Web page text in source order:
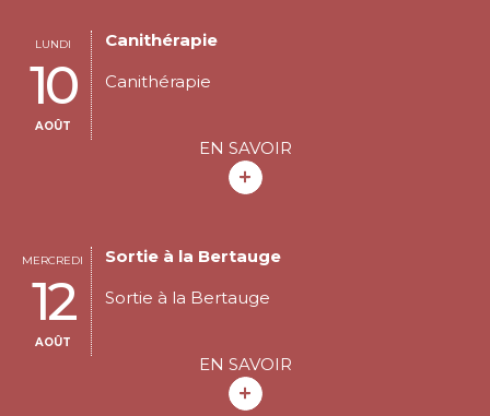
LUNDI
10
AOÛT
Canithérapie
Canithérapie
EN SAVOIR
MERCREDI
12
AOÛT
Sortie à la Bertauge
Sortie à la Bertauge
EN SAVOIR